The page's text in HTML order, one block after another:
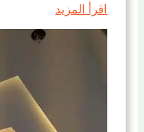
اقرأ المزيد